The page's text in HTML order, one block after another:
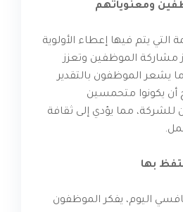
ومعنوياتهم
التي يتم فيها إعطاء الأولوية
مشاركة الموظفين وتعزز
يشعر الموظفون بالتقدير
أن يكونوا متحمسين
مما يؤدي إلى ثقافة
بها
اليوم، يفكر الموظفون